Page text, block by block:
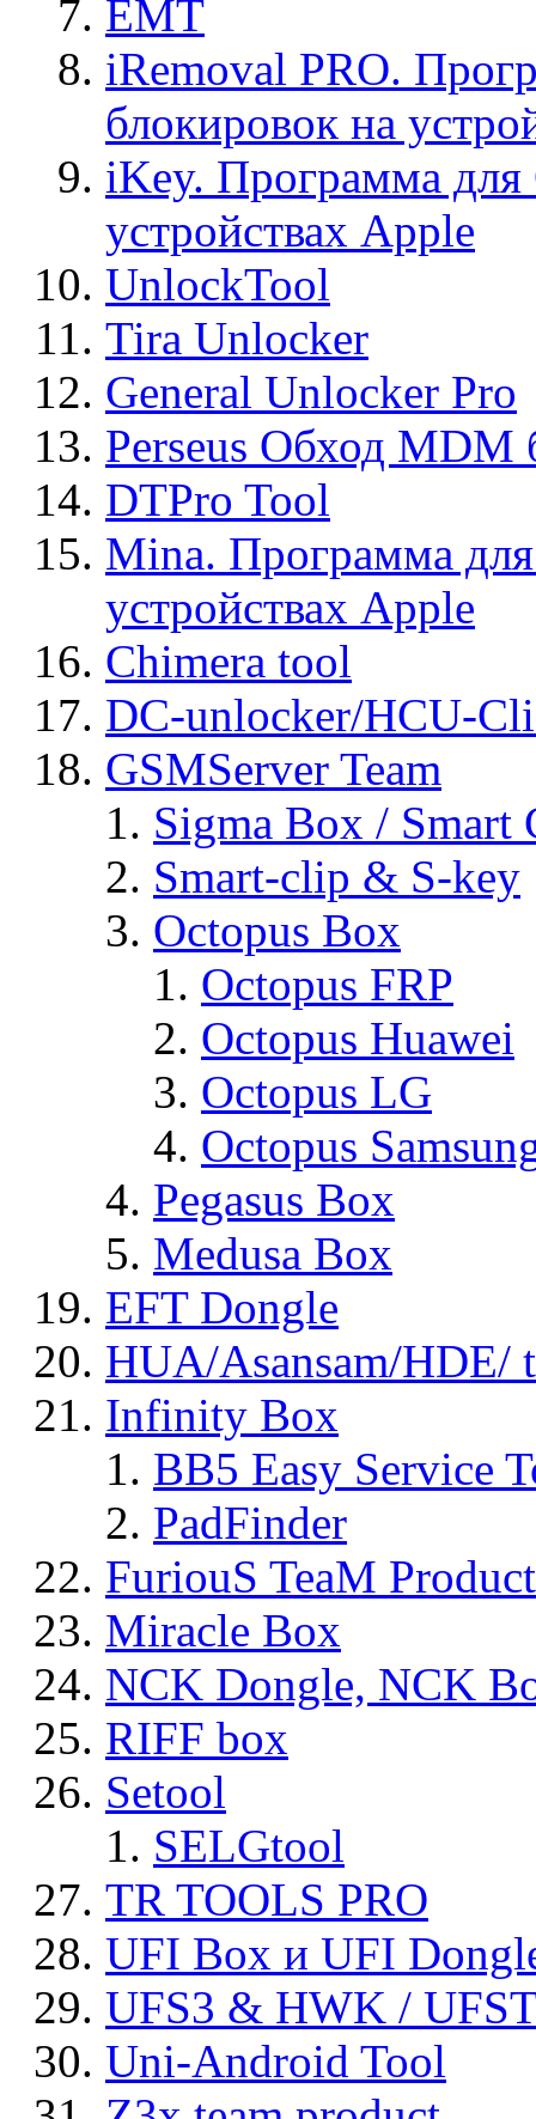
EMT
iRemoval PRO.
блокировок на
iKey. Программа для
устройствах Apple
UnlockTool
Tira Unlocker
General Unlocker Pro
Perseus Обход MDM
DTPro Tool
Mina. Программа
устройствах Apple
Chimera tool
DC-unlocker/HCU-
GSMServer Team
Sigma Box / Smart
Smart-clip & S-key
Octopus Box
Octopus FRP
Octopus Huawei
Octopus LG
Octopus
Pegasus Box
Medusa Box
EFT Dongle
HUA/Asansam/HDE/
Infinity Box
BB5 Easy Service
PadFinder
FuriouS TeaM
Miracle Box
NCK Dongle, NCK
RIFF box
Setool
SELGtool
TR TOOLS PRO
UFI Box и UFI
UFS3 & HWK /
Uni-Android Tool